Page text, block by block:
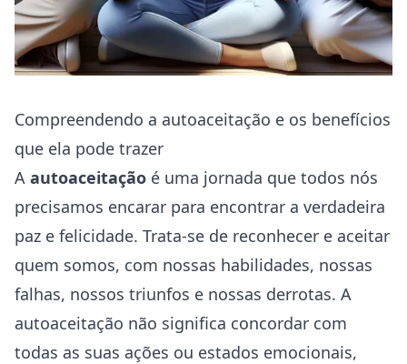
Compreendendo a autoaceitação e os benefícios
que ela pode trazer
A autoaceitação é uma jornada que todos nós
precisamos encarar para encontrar a verdadeira
paz e felicidade. Trata-se de reconhecer e aceitar
quem somos, com nossas habilidades, nossas
falhas, nossos triunfos e nossas derrotas. A
autoaceitação não significa concordar com
todas as suas ações ou estados emocionais,